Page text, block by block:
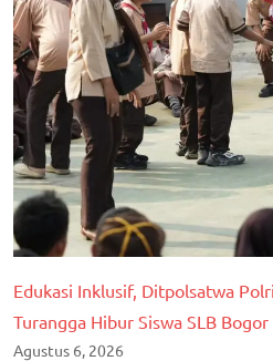
Edukasi Inklusif, Ditpolsatwa
Turangga Hibur Siswa SLB Bogor
Agustus 6, 2026